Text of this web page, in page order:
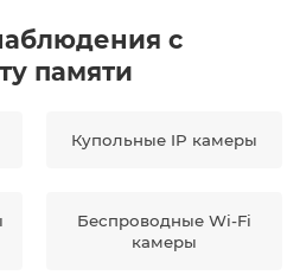
с
памяти
Купольные IP камеры
Беспроводные Wi-Fi
камеры